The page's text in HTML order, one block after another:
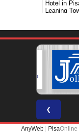
❮
AnyWeb PisaOnline |